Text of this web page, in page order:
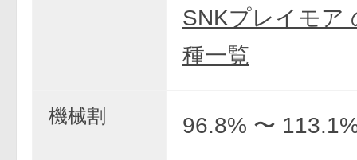
SNKプレイモア
種一覧
機械割 96.8% 〜